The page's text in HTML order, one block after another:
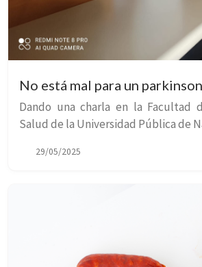
No está mal para un
Dando una charla en la Facultad
Salud de la Universidad Pública de
29/05/2025